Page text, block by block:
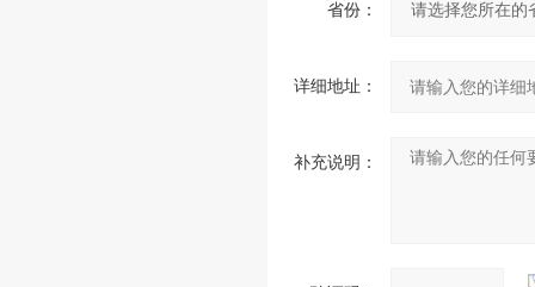
省份：
详细地址：
补充说明：